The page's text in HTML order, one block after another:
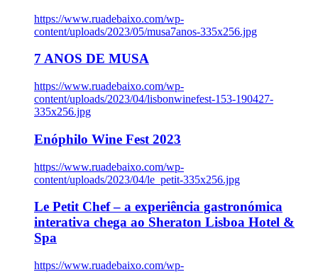
https://www.ruadebaixo.com/wp-
content/uploads/2023/05/musa7anos-335x256.jpg
7 ANOS DE MUSA
https://www.ruadebaixo.com/wp-
content/uploads/2023/04/lisbonwinefest-153-190427-
335x256.jpg
Enóphilo Wine Fest 2023
https://www.ruadebaixo.com/wp-
content/uploads/2023/04/le_petit-335x256.jpg
Le Petit Chef – a experiência gastronómica
interativa chega ao Sheraton Lisboa Hotel &
Spa
https://www.ruadebaixo.com/wp-